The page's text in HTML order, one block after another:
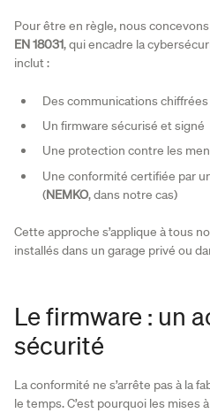
Pour être en règle, nous
EN 18031, qui encadre la
inclut :
Des communications
Un firmware sécurisé et signé
Une protection contre les
Une conformité certifiée par
(NEMKO, dans notre cas)
Cette approche s’applique à tous
installés dans un garage privé ou
Le firmware : un
sécurité
La conformité ne s’arrête pas à la
le temps. C’est pourquoi les mises